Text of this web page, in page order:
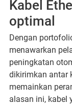
Kabel
optimal
Dengan
menawarkan
peningkatan
dikirimkan antar
memainkan
alasan ini, kabel